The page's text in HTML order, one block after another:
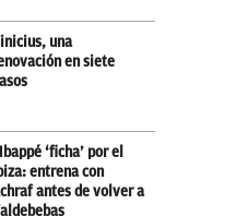
una
en siete
‘ficha’ por el
entrena con
antes de volver a